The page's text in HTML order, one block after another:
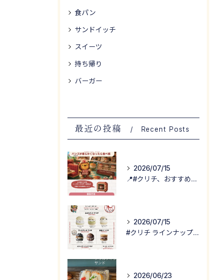
食パン
サンドイッチ
スイーツ
持ち帰り
バーガー
最近の投稿 Recent Posts
2026/07/15
📍#クリチ、おすすめの食べ方！
2026/07/15
#クリチ ラインナップ公開！
2026/06/23